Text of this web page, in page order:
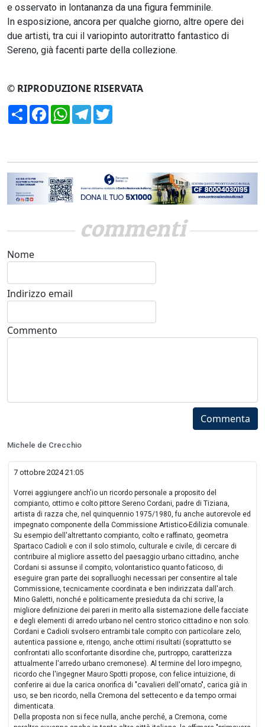
e osservato in lontananza da una figura femminile.
In esposizione, ancora per qualche giorno, altre opere dei
due artisti, tra cui il variopinto autoritratto fantastico di
Sereno, già facenti parte della collezione.
© RIPRODUZIONE RISERVATA
CondividiFacebookWhatsApp
Telegram
commenti
Nome
Indirizzo email
Commento
Commenta
Michele de Crecchio
7 ottobre 2024 21:05
Vorrei aggiungere anch'io un ricordo personale a proposito del
compianto, ottimo e colto pittore Sereno Cordani, padre di Tiziana,
artista di razza che, nel quinquennio 1975/1980, fu anche autorevole ed
impegnato componente della Commissione Artistico-Edilizia comunale.
Su esempio dell'altrettanto compianto, colto e raffinato, geometra
Spartaco Cadioli e con il solo stimolo, culturale e civile, di cercare di
contribuire al migliore assetto del paesaggio urbano cittadino, anche
Cordani si assunse il compito, volontaristico quanto faticoso, di
eseguire gran parte dei sopralluoghi necessari per consentire al tale
Commissione, tecnicamente coordinata e ben indirizzata dall'arch.
Mino Galetti, nonché e politicamente presieduta da chi scrive, la
migliore definizione dei pareri in merito alla sistemazione delle facciate
e degli elementi di arredo urbano nel centro storico cittadino e non solo.
Cordani e Cadioli svolsero entrambi tale compito con particolare zelo,
autentica passione e, ritengo, anche ottimi risultati (soprattutto se
confrontati allo sconfortante disordine che, purtroppo, caratterizza
attualmente l'arredo urbano cremonese). Al termine del loro impegno,
ricordo che l'ingegner Mauro Spotti propose, con felice intuizione, di
conferire ai due la carica onorifica di "cavalieri dell'ornato", carica già in
uso, se ben ricordo, nella Cremona del settecento e da tempo ormai
dimenticata.
Della proposta non si fece nulla, anche perché, a Cremona, come